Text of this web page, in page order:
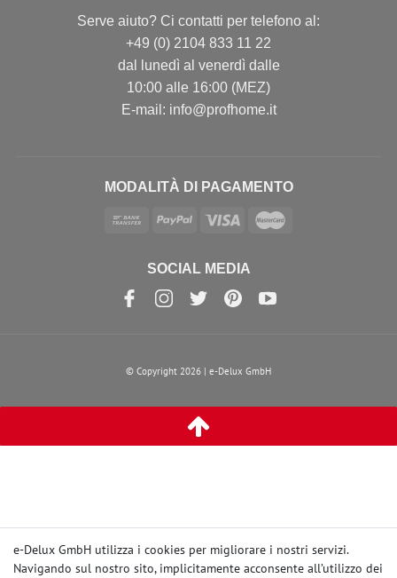
Serve aiuto? Ci contatti per telefono al:
+49 (0) 2104 833 11 22
dal lunedì al venerdì dalle
10:00 alle 16:00 (MEZ)
E-mail: info@profhome.it
MODALITÀ DI PAGAMENTO
SOCIAL MEDIA
© Copyright 2026 | e-Delux GmbH
e-Delux GmbH utilizza i cookies per migliorare i nostri servizi.
Navigando sul nostro sito, implicitamente acconsente all’utilizzo dei